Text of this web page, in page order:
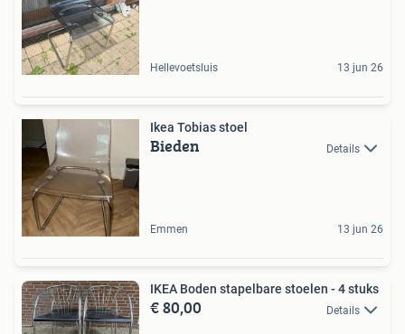
Hellevoetsluis 13 jun 26
Ikea Tobias stoel
Bieden Details
Emmen 13 jun 26
IKEA Boden stapelbare stoelen - 4 stuks
€ 80,00 Details